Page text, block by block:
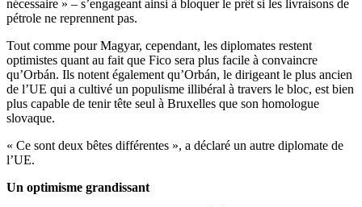
nécessaire » – s’engageant ainsi à bloquer le prêt si les livraisons de
pétrole ne reprennent pas.
Tout comme pour Magyar, cependant, les diplomates restent
optimistes quant au fait que Fico sera plus facile à convaincre
qu’Orbán. Ils notent également qu’Orbán, le dirigeant le plus ancien
de l’UE qui a cultivé un populisme illibéral à travers le bloc, est bien
plus capable de tenir tête seul à Bruxelles que son homologue
slovaque.
« Ce sont deux bêtes différentes », a déclaré un autre diplomate de
l’UE.
Un optimisme grandissant